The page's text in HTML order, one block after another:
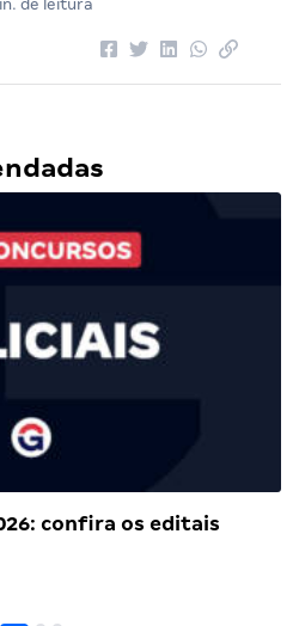
de leitura
confira os editais